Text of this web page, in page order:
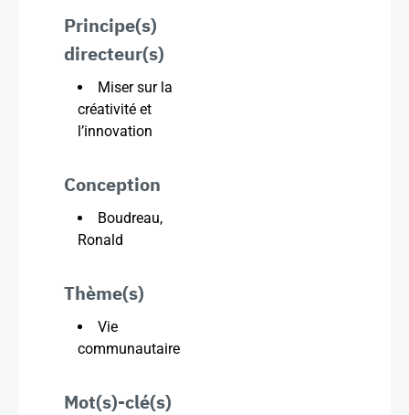
Principe(s)
directeur(s)
Miser sur la
créativité et
l’innovation
Conception
Boudreau,
Ronald
Thème(s)
Vie
communautaire
Mot(s)-clé(s)